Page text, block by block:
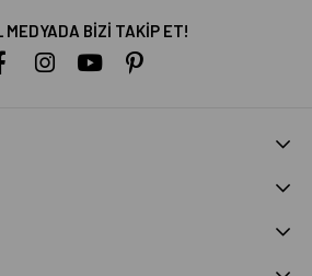
MEDYADA BİZİ TAKİP ET!